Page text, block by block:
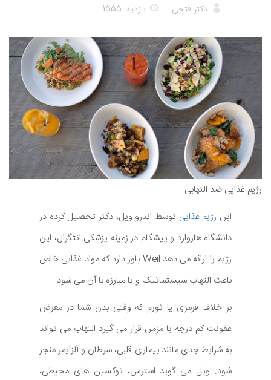
دکتر فتحی بازدید: 1555
رژیم غذایی ضد التهابی
این رژیم غذایی توسط اندرو ویل، دکتر تحصیل کرده در
دانشگاه هاروارد و پیشگام در زمینه پزشکی انتگرال، این
رژیم را ارائه می دهد Weil باور دارد که مواد غذایی خاص
باعث التهاب سیستماتیک و یا مبارزه با آن می شود.
بر خلاف قرمزی یا تورم که وقتی بدن شما در معرض
عفونت کم درجه یا مزمن قرار می گیرد التهاب می تواند
به شرایط جدی مانند بیماری قلبی، سرطان و آلزایمر منجر
شود. ویل می گوید استرس، توکسین های محیطی،